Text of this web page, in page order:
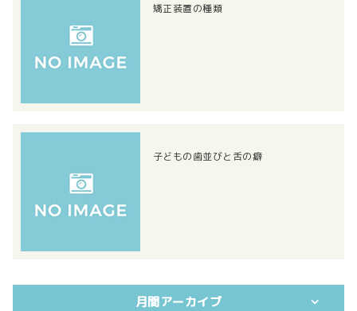
矯正装置の種類
子どもの歯並びと舌の癖
月間アーカイブ